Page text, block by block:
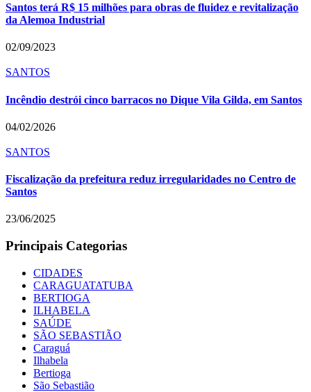
Santos terá R$ 15 milhões para obras de fluidez e revitalização
da Alemoa Industrial
02/09/2023
SANTOS
Incêndio destrói cinco barracos no Dique Vila Gilda, em Santos
04/02/2026
SANTOS
Fiscalização da prefeitura reduz irregularidades no Centro de
Santos
23/06/2025
Principais Categorias
CIDADES
CARAGUATATUBA
BERTIOGA
ILHABELA
SAÚDE
SÃO SEBASTIÃO
Caraguá
Ilhabela
Bertioga
São Sebastião